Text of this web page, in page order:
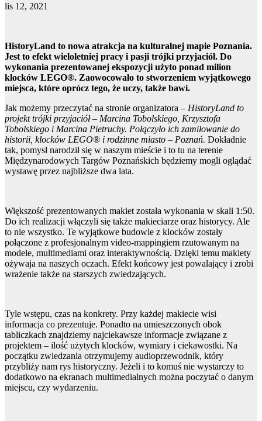
lis 12, 2021
HistoryLand to nowa atrakcja na kulturalnej mapie Poznania.
Jest to efekt wieloletniej pracy i pasji trójki przyjaciół. Do
wykonania prezentowanej ekspozycji użyto ponad milion
klocków LEGO®. Zaowocowało to stworzeniem wyjątkowego
miejsca, które oprócz tego, że uczy, także bawi.
Jak możemy przeczytać na stronie organizatora – HistoryLand to
projekt trójki przyjaciół – Marcina Tobolskiego, Krzysztofa
Tobolskiego i Marcina Pietruchy. Połączyło ich zamiłowanie do
historii, klocków LEGO® i rodzinne miasto – Poznań. Dokładnie
tak, pomysł narodził się w naszym mieście i to tu na terenie
Międzynarodowych Targów Poznańskich będziemy mogli oglądać
wystawę przez najbliższe dwa lata.
Większość prezentowanych makiet została wykonania w skali 1:50.
Do ich realizacji włączyli się także makieciarze oraz historycy. Ale
to nie wszystko. Te wyjątkowe budowle z klocków zostały
połączone z profesjonalnym video-mappingiem rzutowanym na
modele, multimediami oraz interaktywnością. Dzięki temu makiety
ożywaja na naszych oczach. Efekt końcowy jest powalający i zrobi
wrażenie także na starszych zwiedzających.
Tyle wstępu, czas na konkrety. Przy każdej makiecie wisi
informacja co prezentuje. Ponadto na umieszczonych obok
tabliczkach znajdziemy najciekawsze informacje związane z
projektem – ilość użytych klocków, wymiary i ciekawostki. Na
początku zwiedzania otrzymujemy audioprzewodnik, który
przybliży nam rys historyczny. Jeżeli i to komuś nie wystarczy to
dodatkowo na ekranach multimedialnych można poczytać o danym
miejscu, czy wydarzeniu.